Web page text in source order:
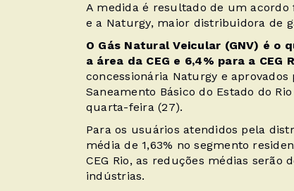
A medida é resultado de um acordo
e a Naturgy, maior distribuidora de
O Gás Natural Veicular (GNV) é o
a área da CEG e 6,4% para a CEG
concessionária Naturgy e
Saneamento Básico do Estado do
quarta-feira (27).
Para os usuários atendidos pela
média de 1,63% no segmento
CEG Rio, as reduções médias serão
indústrias.